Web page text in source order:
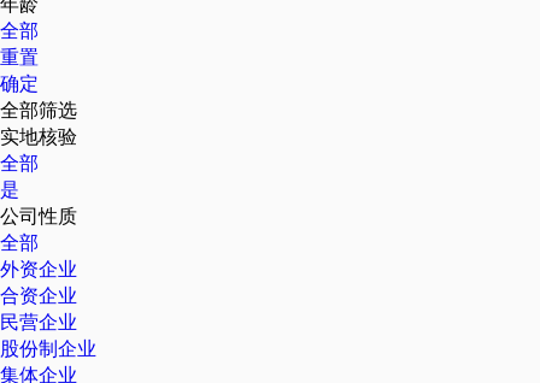
全部
重置
确定
全部筛选
实地核验
全部
是
公司性质
全部
外资企业
合资企业
民营企业
股份制企业
集体企业